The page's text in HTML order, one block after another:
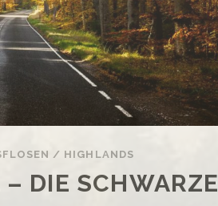
/ HIGHLANDS
DIE SCHWARZE